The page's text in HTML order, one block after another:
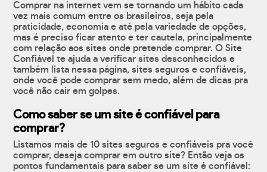
Comprar na internet vem se tornando um hábito cada
vez mais comum entre os brasileiros, seja pela
praticidade, economia e até pela variedade de opções,
mas é preciso ficar atento e ter cautela, principalmente
com relação aos sites onde pretende comprar. O Site
Confiável te ajuda a verificar sites desconhecidos e
também lista nessa página, sites seguros e confiáveis,
onde você pode comprar sem medo, além de dicas pra
você não cair em golpes.
Como saber se um site é confiável para
comprar?
Listamos mais de 10 sites seguros e confiáveis pra você
comprar, deseja comprar em outro site? Então veja os
pontos fundamentais para saber se um site é confiável: